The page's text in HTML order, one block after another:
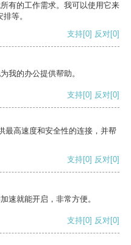
有的工作需求。我可以使用它来
等。
支持[0] 反对[0]
我的办公提供帮助。
支持[0] 反对[0]
最高速度和安全性的连接，并帮
支持[0] 反对[0]
速就能开启，非常方便。
支持[0] 反对[0]